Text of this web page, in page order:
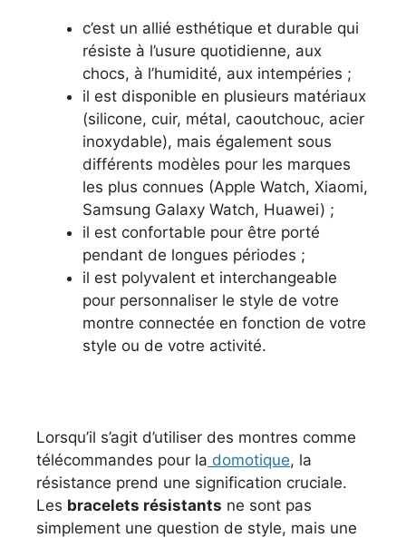
c’est un allié esthétique et durable qui
résiste à l’usure quotidienne, aux
chocs, à l’humidité, aux intempéries ;
il est disponible en plusieurs matériaux
(silicone, cuir, métal, caoutchouc, acier
inoxydable), mais également sous
différents modèles pour les marques
les plus connues (Apple Watch, Xiaomi,
Samsung Galaxy Watch, Huawei) ;
il est confortable pour être porté
pendant de longues périodes ;
il est polyvalent et interchangeable
pour personnaliser le style de votre
montre connectée en fonction de votre
style ou de votre activité.
Lorsqu’il s’agit d’utiliser des montres comme
télécommandes pour la domotique, la
résistance prend une signification cruciale.
Les bracelets résistants ne sont pas
simplement une question de style, mais une